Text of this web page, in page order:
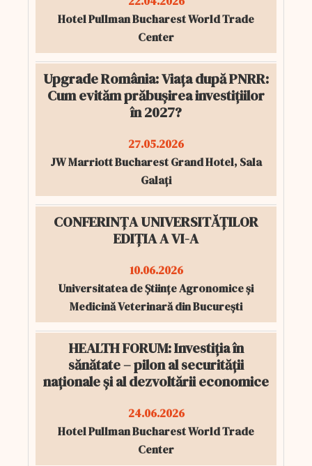
Hotel Pullman Bucharest World Trade
Center
Upgrade România: Viața după PNRR:
Cum evităm prăbușirea investițiilor
în 2027?
27.05.2026
JW Marriott Bucharest Grand Hotel, Sala
Galați
CONFERINȚA UNIVERSITĂȚILOR
EDIȚIA A VI-A
10.06.2026
Universitatea de Științe Agronomice și
Medicină Veterinară din București
HEALTH FORUM: Investiția în
sănătate – pilon al securității
naționale și al dezvoltării economice
24.06.2026
Hotel Pullman Bucharest World Trade
Center